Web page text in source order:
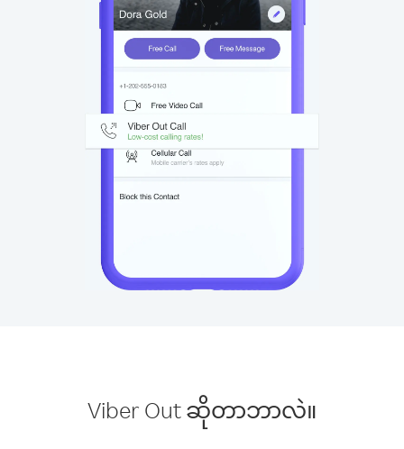
Viber Out ဆိုတာဘာလဲ။